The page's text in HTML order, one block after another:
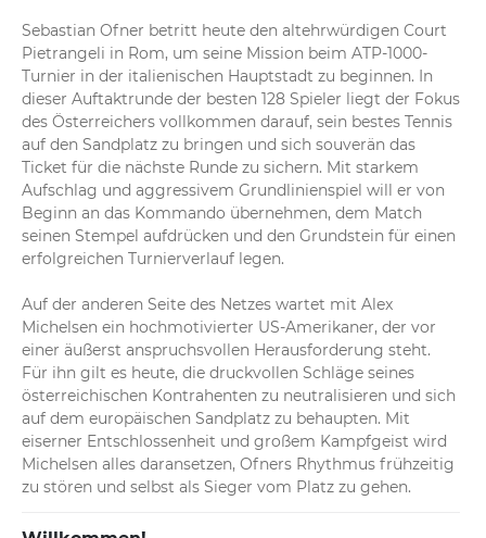
Sebastian Ofner betritt heute den altehrwürdigen Court
Pietrangeli in Rom, um seine Mission beim ATP-1000-
Turnier in der italienischen Hauptstadt zu beginnen. In
dieser Auftaktrunde der besten 128 Spieler liegt der Fokus
des Österreichers vollkommen darauf, sein bestes Tennis
auf den Sandplatz zu bringen und sich souverän das
Ticket für die nächste Runde zu sichern. Mit starkem
Aufschlag und aggressivem Grundlinienspiel will er von
Beginn an das Kommando übernehmen, dem Match
seinen Stempel aufdrücken und den Grundstein für einen
erfolgreichen Turnierverlauf legen.
Auf der anderen Seite des Netzes wartet mit Alex
Michelsen ein hochmotivierter US-Amerikaner, der vor
einer äußerst anspruchsvollen Herausforderung steht.
Für ihn gilt es heute, die druckvollen Schläge seines
österreichischen Kontrahenten zu neutralisieren und sich
auf dem europäischen Sandplatz zu behaupten. Mit
eiserner Entschlossenheit und großem Kampfgeist wird
Michelsen alles daransetzen, Ofners Rhythmus frühzeitig
zu stören und selbst als Sieger vom Platz zu gehen.